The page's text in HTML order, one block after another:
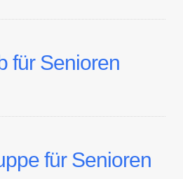
für Senioren
für Senioren